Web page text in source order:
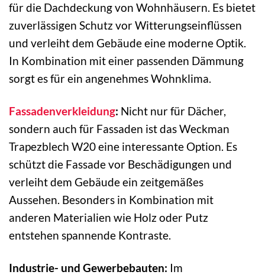
für die Dachdeckung von Wohnhäusern. Es bietet
zuverlässigen Schutz vor Witterungseinflüssen
und verleiht dem Gebäude eine moderne Optik.
In Kombination mit einer passenden Dämmung
sorgt es für ein angenehmes Wohnklima.
Fassadenverkleidung: Nicht nur für Dächer,
sondern auch für Fassaden ist das Weckman
Trapezblech W20 eine interessante Option. Es
schützt die Fassade vor Beschädigungen und
verleiht dem Gebäude ein zeitgemäßes
Aussehen. Besonders in Kombination mit
anderen Materialien wie Holz oder Putz
entstehen spannende Kontraste.
Industrie- und Gewerbebauten: Im